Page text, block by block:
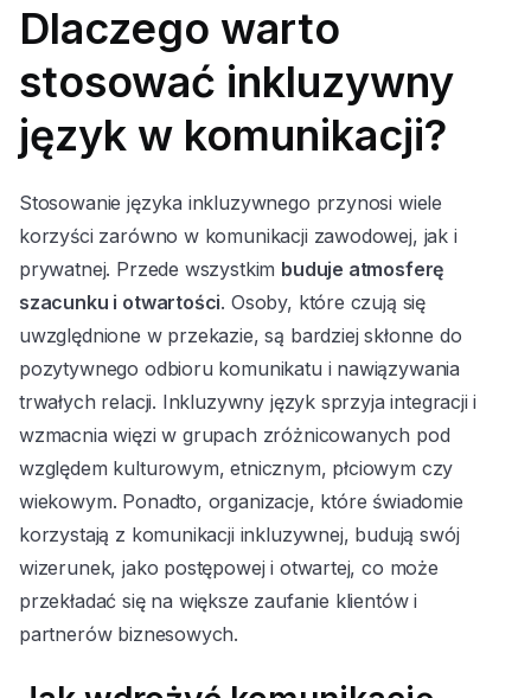
Dlaczego warto
stosować inkluzywny
język w komunikacji?
Stosowanie języka inkluzywnego przynosi wiele
korzyści zarówno w komunikacji zawodowej, jak i
prywatnej. Przede wszystkim buduje atmosferę
szacunku i otwartości. Osoby, które czują się
uwzględnione w przekazie, są bardziej skłonne do
pozytywnego odbioru komunikatu i nawiązywania
trwałych relacji. Inkluzywny język sprzyja integracji i
wzmacnia więzi w grupach zróżnicowanych pod
względem kulturowym, etnicznym, płciowym czy
wiekowym. Ponadto, organizacje, które świadomie
korzystają z komunikacji inkluzywnej, budują swój
wizerunek, jako postępowej i otwartej, co może
przekładać się na większe zaufanie klientów i
partnerów biznesowych.